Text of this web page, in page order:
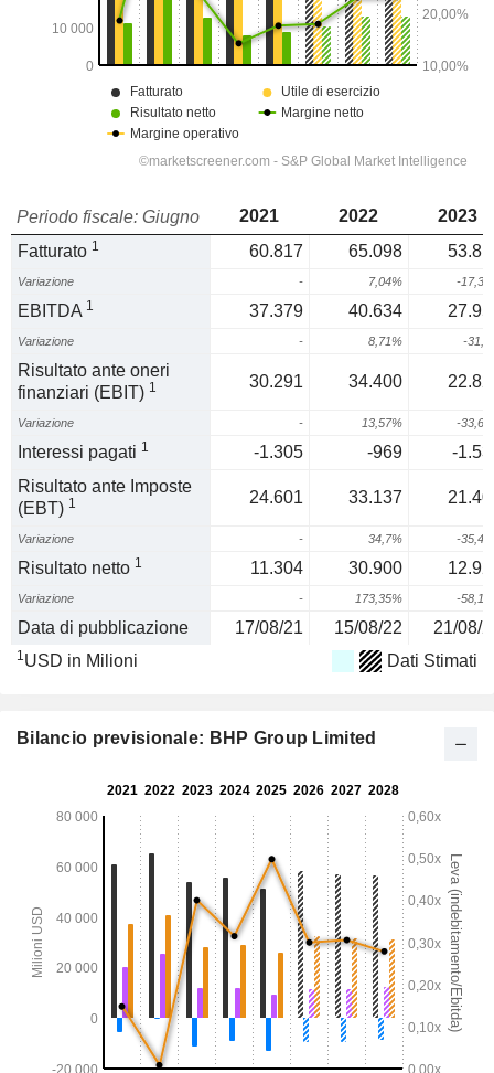
Periodo fiscale: Giugno 2021 2022
2023
Fatturato 1 60.817 65.098
Variazione - 7,04% -
EBITDA 1 37.379 40.634
Variazione - 8,71% -
Risultato ante oneri
finanziari (EBIT) 1 30.291 34.400
Variazione - 13,57% -
Interessi pagati 1 -1.305 -969
-
Risultato ante Imposte
(EBT) 1 24.601 33.137
Variazione - 34,7% -
Risultato netto 1 11.304 30.900
Variazione - 173,35% -
Data di pubblicazione 17/08/21 15/08/22 21/08/
1USD in Milioni Dati Stimati
Bilancio previsionale: BHP Group Limited